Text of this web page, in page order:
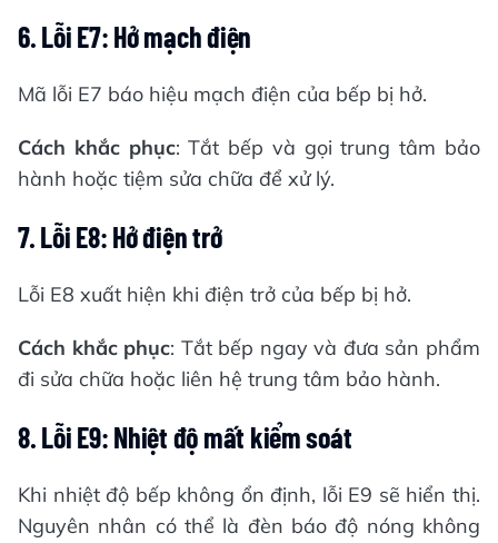
6. Lỗi E7: Hở mạch điện
Mã lỗi E7 báo hiệu mạch điện của bếp bị hở.
Cách khắc phục: Tắt bếp và gọi trung tâm bảo
hành hoặc tiệm sửa chữa để xử lý.
7. Lỗi E8: Hở điện trở
Lỗi E8 xuất hiện khi điện trở của bếp bị hở.
Cách khắc phục: Tắt bếp ngay và đưa sản phẩm
đi sửa chữa hoặc liên hệ trung tâm bảo hành.
8. Lỗi E9: Nhiệt độ mất kiểm soát
Khi nhiệt độ bếp không ổn định, lỗi E9 sẽ hiển thị.
Nguyên nhân có thể là đèn báo độ nóng không